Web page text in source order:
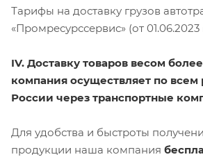
Тарифы на доставку грузов
«Промресурссервис» (от 01.06.2023
IV. Доставку товаров весом
компания осуществляет по всем
России через транспортные
Для удобства и быстроты
продукции наша компания